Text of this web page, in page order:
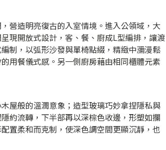
營造明亮復古的入室情境。進入公領域，大
現開放式設計，客、餐、廚成L型編排，讓渡
制，以弧形沙發與單椅點綴，精緻中瀰漫鬆
用餐儀式感。另一側廚房藉由相同櫃體元素
屋般的溫潤意象；造型玻璃巧妙拿捏隱私與
約流轉，下半部再以深棕色收邊，形塑如攔
置柔和而克制，使深色調空間更顯沉靜，也